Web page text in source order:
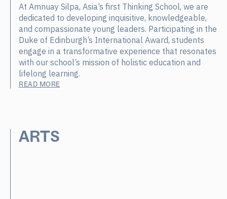
At Amnuay Silpa, Asia’s first Thinking School, we are
dedicated to developing inquisitive, knowledgeable,
and compassionate young leaders. Participating in the
Duke of Edinburgh’s International Award, students
engage in a transformative experience that resonates
with our school’s mission of holistic education and
lifelong learning.
READ MORE
ARTS